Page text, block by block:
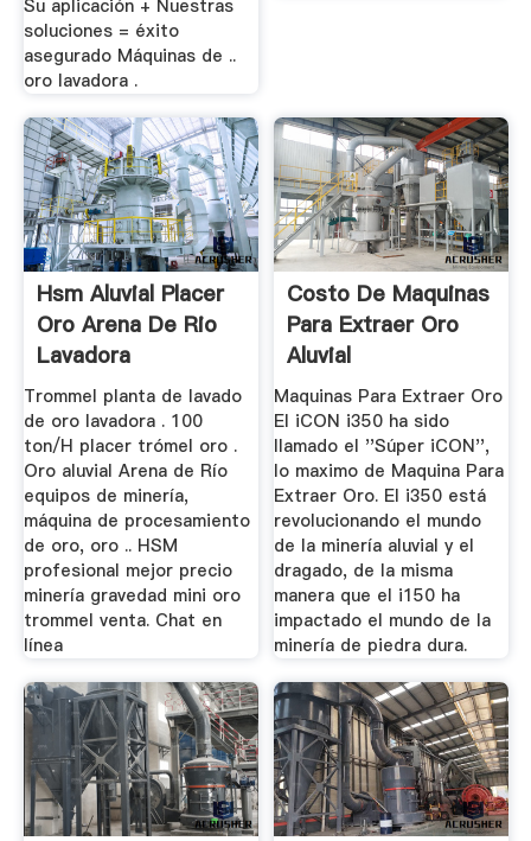
Su aplicación + Nuestras
soluciones = éxito
asegurado Máquinas de ..
oro lavadora .
Hsm Aluvial Placer
Oro Arena De Rio
Lavadora
Trommel planta de lavado
de oro lavadora . 100
ton/H placer trómel oro .
Oro aluvial Arena de Río
equipos de minería,
máquina de procesamiento
de oro, oro .. HSM
profesional mejor precio
minería gravedad mini oro
trommel venta. Chat en
línea
Costo De Maquinas
Para Extraer Oro
Aluvial
Maquinas Para Extraer Oro
El iCON i350 ha sido
llamado el ''Súper iCON'',
lo maximo de Maquina Para
Extraer Oro. El i350 está
revolucionando el mundo
de la minería aluvial y el
dragado, de la misma
manera que el i150 ha
impactado el mundo de la
minería de piedra dura.